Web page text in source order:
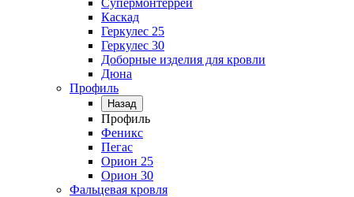
Супермонтеррей
Каскад
Геркулес 25
Геркулес 30
Доборные изделия для кровли
Дюна
Профиль
Назад
Профиль
Феникс
Пегас
Орион 25
Орион 30
Фальцевая кровля